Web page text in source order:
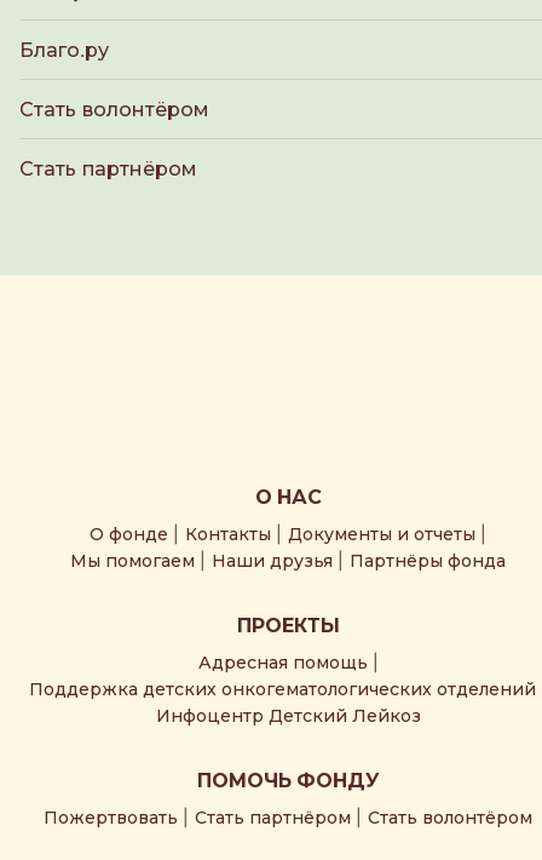
Благо.ру
Стать волонтёром
Стать партнёром
О НАС
О фонде Контакты
Документы и отчеты
Мы помогаем
Наши друзья Партнёры фонда
ПРОЕКТЫ
Адресная помощь
Поддержка детских онкогематологических отделений
Инфоцентр Детский Лейкоз
ПОМОЧЬ ФОНДУ
Пожертвовать Стать партнёром Стать волонтёром